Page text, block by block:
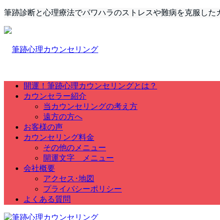
筆跡診断と心理療法でパワハラのストレスや難病を克服した
開運！筆跡心理カウンセリングとは？
カウンセラー紹介
当カウンセリングの考え方
遠方の方へ
お客様の声
カウンセリング料金
その他のメニュー
開運文字 メニュー
会社概要
アクセス･地図
プライバシーポリシー
よくある質問